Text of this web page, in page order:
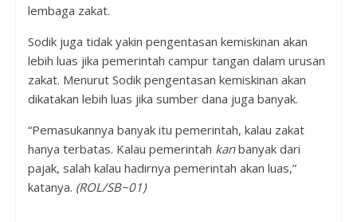
lembaga zakat.
Sodik juga tidak yakin pengentasan kemiskinan akan
lebih luas jika pemerintah campur tangan dalam urusan
zakat. Menurut Sodik pengentasan kemiskinan akan
dikatakan lebih luas jika sumber dana juga banyak.
“Pemasukannya banyak itu pemerintah, kalau zakat
hanya terbatas. Kalau pemerintah kanbanyak dari
pajak, salah kalau hadirnya pemerintah akan luas,”
katanya. (ROL/SB~01)